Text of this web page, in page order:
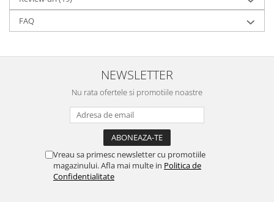
FAQ
NEWSLETTER
Nu rata ofertele si promotiile noastre
Vreau sa primesc newsletter cu promotiile
magazinului. Afla mai multe in Politica de
Confidentialitate